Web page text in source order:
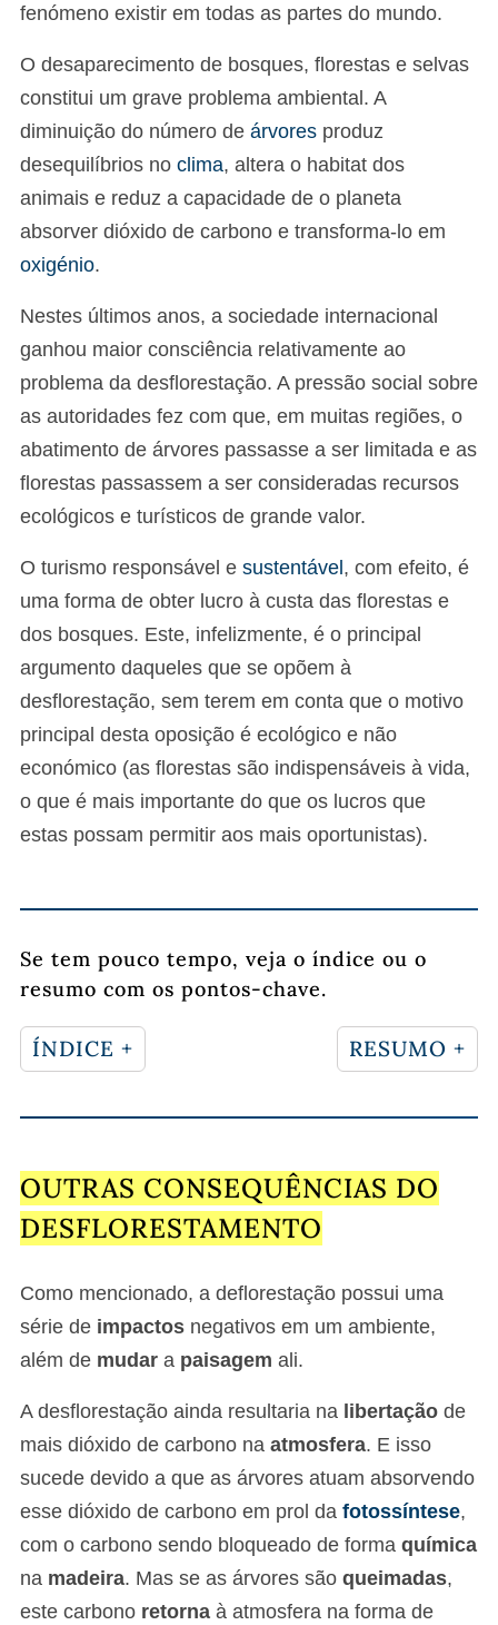
fenómeno existir em todas as partes do mundo.
O desaparecimento de bosques, florestas e selvas
constitui um grave problema ambiental. A
diminuição do número de árvores produz
desequilíbrios no clima, altera o habitat dos
animais e reduz a capacidade de o planeta
absorver dióxido de carbono e transforma-lo em
oxigénio.
Nestes últimos anos, a sociedade internacional
ganhou maior consciência relativamente ao
problema da desflorestação. A pressão social sobre
as autoridades fez com que, em muitas regiões, o
abatimento de árvores passasse a ser limitada e as
florestas passassem a ser consideradas recursos
ecológicos e turísticos de grande valor.
O turismo responsável e sustentável, com efeito, é
uma forma de obter lucro à custa das florestas e
dos bosques. Este, infelizmente, é o principal
argumento daqueles que se opõem à
desflorestação, sem terem em conta que o motivo
principal desta oposição é ecológico e não
económico (as florestas são indispensáveis à vida,
o que é mais importante do que os lucros que
estas possam permitir aos mais oportunistas).
Se tem pouco tempo, veja o índice ou o
resumo com os pontos-chave.
ÍNDICE + RESUMO +
OUTRAS CONSEQUÊNCIAS DO
DESFLORESTAMENTO
Como mencionado, a deflorestação possui uma
série de impactos negativos em um ambiente,
além de mudar a paisagem ali.
A desflorestação ainda resultaria na libertação de
mais dióxido de carbono na atmosfera. E isso
sucede devido a que as árvores atuam absorvendo
esse dióxido de carbono em prol da fotossíntese,
com o carbono sendo bloqueado de forma química
na madeira. Mas se as árvores são queimadas,
este carbono retorna à atmosfera na forma de